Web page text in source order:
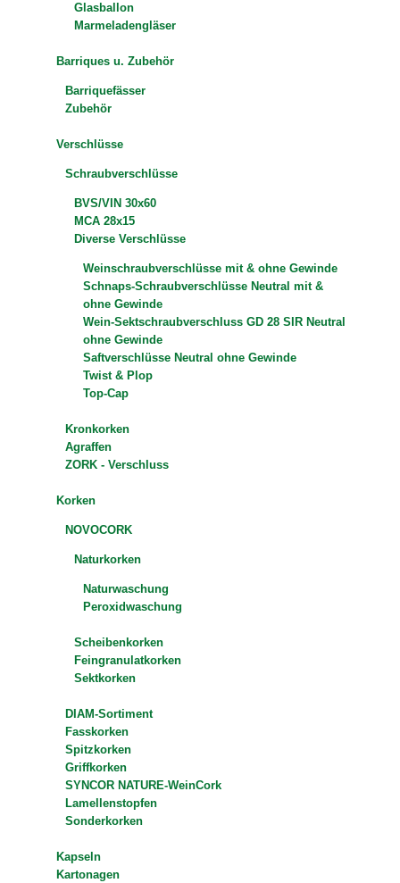
Glasballon
Marmeladengläser
Barriques u. Zubehör
Barriquefässer
Zubehör
Verschlüsse
Schraubverschlüsse
BVS/VIN 30x60
MCA 28x15
Diverse Verschlüsse
Weinschraubverschlüsse mit & ohne Gewinde
Schnaps-Schraubverschlüsse Neutral mit &
ohne Gewinde
Wein-Sektschraubverschluss GD 28 SIR Neutral
ohne Gewinde
Saftverschlüsse Neutral ohne Gewinde
Twist & Plop
Top-Cap
Kronkorken
Agraffen
ZORK - Verschluss
Korken
NOVOCORK
Naturkorken
Naturwaschung
Peroxidwaschung
Scheibenkorken
Feingranulatkorken
Sektkorken
DIAM-Sortiment
Fasskorken
Spitzkorken
Griffkorken
SYNCOR NATURE-WeinCork
Lamellenstopfen
Sonderkorken
Kapseln
Kartonagen